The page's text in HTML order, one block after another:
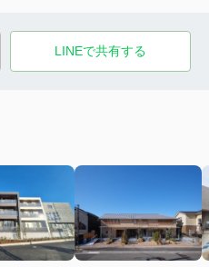
LINEで共有する